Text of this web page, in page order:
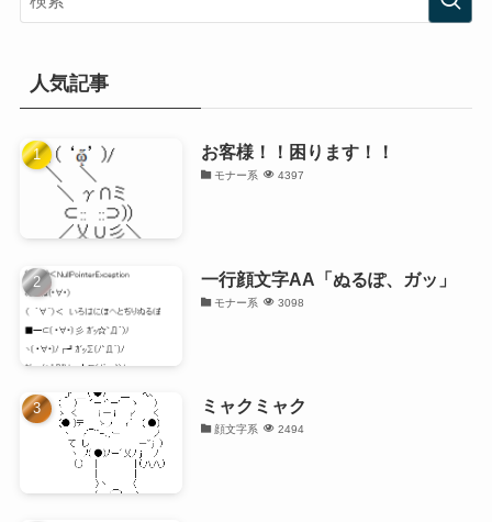
人気記事
お客様！！困ります！！
モナー系 4397
一行顔文字AA「ぬるぽ、ガッ」
モナー系 3098
ミャクミャク
顔文字系 2494